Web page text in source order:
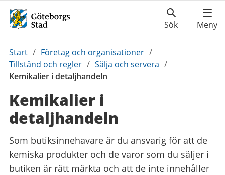
Du
är
här:
Start / Företag och organisationer /
Tillstånd och regler / Sälja och servera /
Kemikalier i detaljhandeln
Kemikalier i
detaljhandeln
Som butiksinnehavare är du ansvarig för att de
kemiska produkter och de varor som du säljer i
butiken är rätt märkta och att de inte innehåller